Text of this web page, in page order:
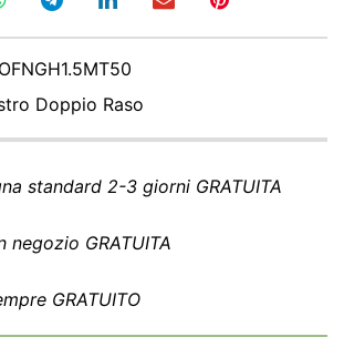
Doppio Raso
standard 2-3 giorni GRATUITA
negozio GRATUITA
GRATUITO